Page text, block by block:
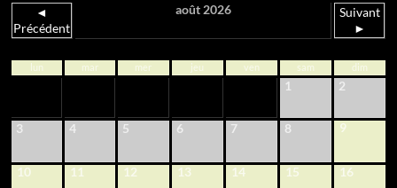
◄
Précédent
août 2026
Suivant
►
lun mar mer jeu ven sam dim
1 2
3 4 5 6 7 8 9
10 11 12 13 14 15 16